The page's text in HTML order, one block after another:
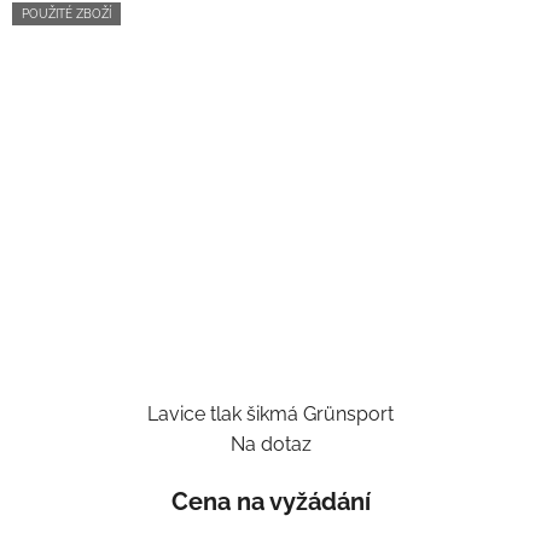
POUŽITÉ ZBOŽÍ
Lavice tlak šikmá Grünsport
Na dotaz
Cena na vyžádání